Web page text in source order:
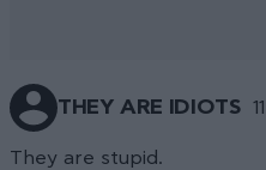
THEY ARE IDIOTS
They are stupid.